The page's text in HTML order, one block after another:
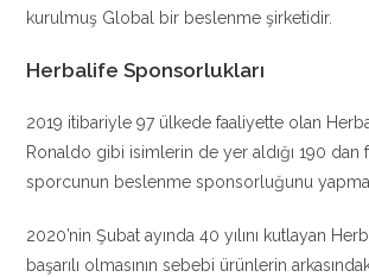
kurulmuş Global bir beslenme şirketidir.
Herbalife Sponsorlukları
2019 itibariyle 97 ülkede faaliyette olan
Ronaldo gibi isimlerin de yer aldığı 190 dan
sporcunun beslenme sponsorluğunu
2020’nin Şubat ayında 40 yılını kutlayan
başarılı olmasının sebebi ürünlerin